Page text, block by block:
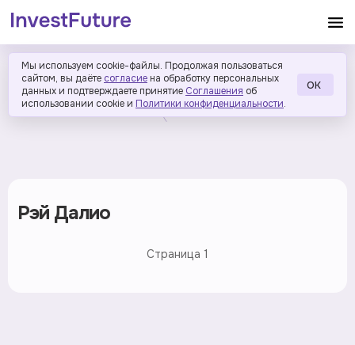
Мы используем cookie-файлы. Продолжая пользоваться
сайтом, вы даёте согласие на обработку персональных
данных и подтверждаете принятие Соглашения об
использовании cookie и Политики конфиденциальности.
ОК
Рэй Далио
Страница 1